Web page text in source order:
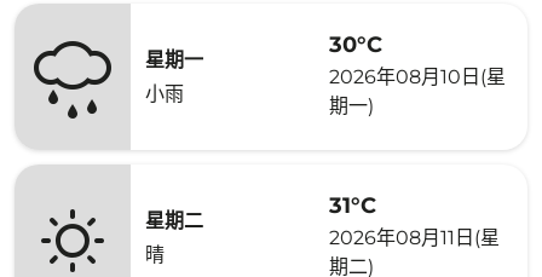
星期一
小雨
30°C
2026年08月10日(星
期一)
星期二
晴
31°C
2026年08月11日(星
期二)